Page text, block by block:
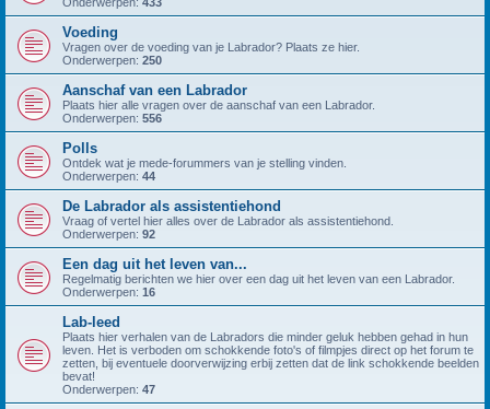
Voeding
Vragen over de voeding van je Labrador? Plaats ze hier.
Onderwerpen: 250
Aanschaf van een Labrador
Plaats hier alle vragen over de aanschaf van een Labrador.
Onderwerpen: 556
Polls
Ontdek wat je mede-forummers van je stelling vinden.
Onderwerpen: 44
De Labrador als assistentiehond
Vraag of vertel hier alles over de Labrador als assistentiehond.
Onderwerpen: 92
Een dag uit het leven van...
Regelmatig berichten we hier over een dag uit het leven van een Labrador.
Onderwerpen: 16
Lab-leed
Plaats hier verhalen van de Labradors die minder geluk hebben gehad in hun
leven. Het is verboden om schokkende foto's of filmpjes direct op het forum te
zetten, bij eventuele doorverwijzing erbij zetten dat de link schokkende beelden
bevat!
Onderwerpen: 47